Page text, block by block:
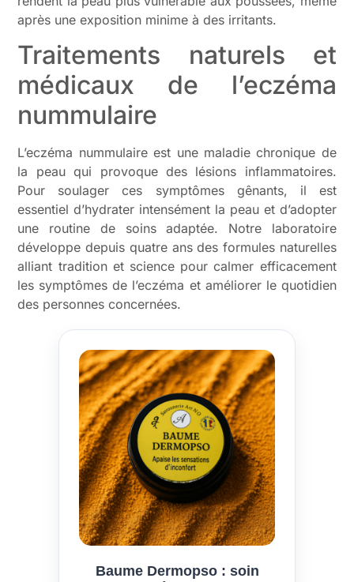
après une exposition minime à des irritants.
Traitements naturels et
médicaux de l’eczéma
nummulaire
L’eczéma nummulaire est une maladie chronique de
la peau qui provoque des lésions inflammatoires.
Pour soulager ces symptômes gênants, il est
essentiel d’hydrater intensément la peau et d’adopter
une routine de soins adaptée. Notre laboratoire
développe depuis quatre ans des formules naturelles
alliant tradition et science pour calmer efficacement
les symptômes de l’eczéma et améliorer le quotidien
des personnes concernées.
Baume Dermopso : soin